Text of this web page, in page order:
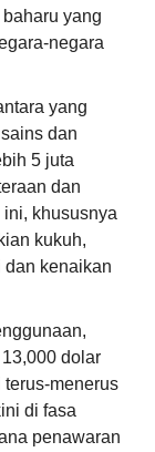
yang
negara
yang
dan
5 juta
dan
khususnya
kukuh,
dan kenaikan
dolar
menerus
di fasa
penawaran